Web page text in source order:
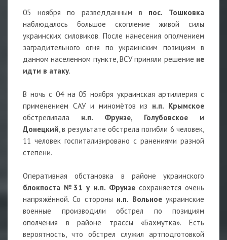
05 ноября по разведданным в пос. Тошковка
наблюдалось большое скопление живой силы
украинских силовиков. После нанесения ополчением
заградительного огня по украинским позициям в
данном населенном пункте, ВСУ приняли решение не
идти в атаку.
В ночь с 04 на 05 ноября украинская артиллерия с
применением САУ и миномётов из н.п. Крымское
обстреливала н.п. Фрунзе, Голубовское и
Донецкий, в результате обстрела погибли 6 человек,
11 человек госпитализировано с ранениями разной
степени.
Оперативная обстановка в районе украинского
блокпоста №31 у н.п. Фрунзесохраняется очень
напряжённой. Со стороны н.п. Вольноеукраинские
военные производили обстрел по позициям
ополчения в районе трассы «Бахмутка». Есть
вероятность, что обстрел служил артподготовкой